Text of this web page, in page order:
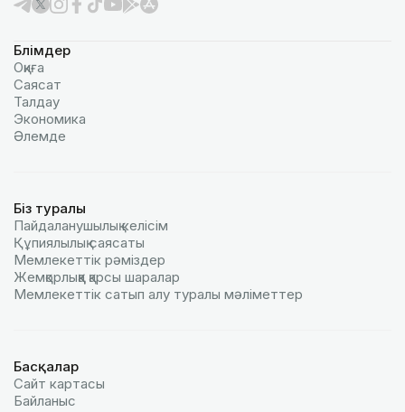
Бөлімдер
Оқиға
Саясат
Талдау
Экономика
Әлемде
Біз туралы
Пайдаланушылық келiciм
Құпиялылық саясаты
Мемлекеттік рәміздер
Жемқорлыққа қарсы шаралар
Мемлекеттік сатып алу туралы мәлiметтер
Басқалар
Сайт картасы
Байланыс